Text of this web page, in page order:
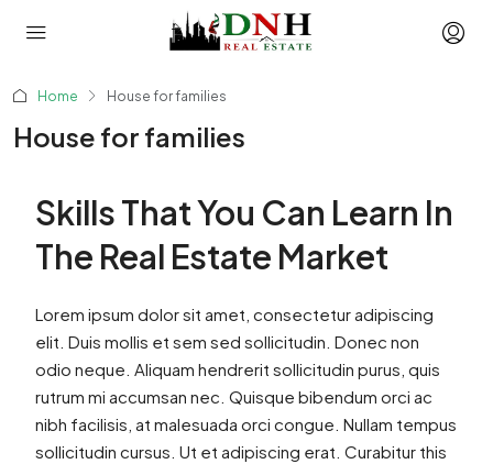
Home House for families
House for families
Skills That You Can Learn In
The Real Estate Market
Lorem ipsum dolor sit amet, consectetur adipiscing
elit. Duis mollis et sem sed sollicitudin. Donec non
odio neque. Aliquam hendrerit sollicitudin purus, quis
rutrum mi accumsan nec. Quisque bibendum orci ac
nibh facilisis, at malesuada orci congue. Nullam tempus
sollicitudin cursus. Ut et adipiscing erat. Curabitur this